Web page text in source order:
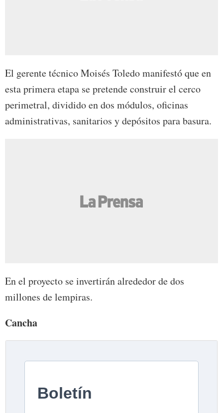
El gerente técnico Moisés Toledo manifestó que en
esta primera etapa se pretende construir el cerco
perimetral, dividido en dos módulos, oficinas
administrativas, sanitarios y depósitos para basura.
En el proyecto se invertirán alrededor de dos
millones de lempiras.
Cancha